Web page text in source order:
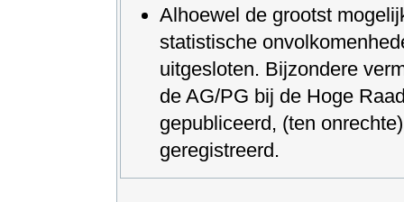
Alhoewel de grootst
statistische
uitgesloten. Bijzondere
de AG/PG bij de Hoge
gepubliceerd, (ten
geregistreerd.